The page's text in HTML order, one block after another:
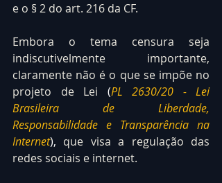
e o § 2 do art. 216 da CF.
Embora o tema censura seja
indiscutivelmente importante,
claramente não é o que se impõe no
projeto de Lei (PL 2630/20 - Lei
Brasileira de Liberdade,
Responsabilidade e Transparência na
Internet), que visa a regulação das
redes sociais e internet.